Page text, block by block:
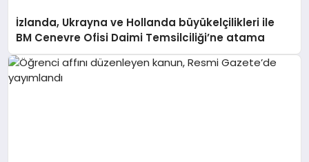
İzlanda, Ukrayna ve Hollanda büyükelçilikleri ile
BM Cenevre Ofisi Daimi Temsilciliği’ne atama